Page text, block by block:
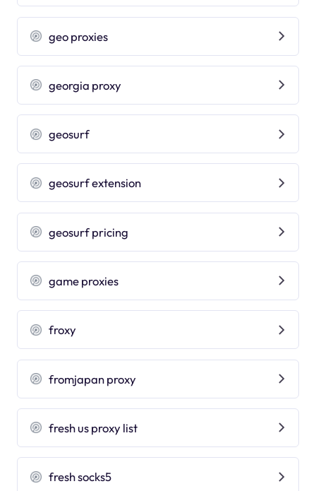
geo proxies
georgia proxy
geosurf
geosurf extension
geosurf pricing
game proxies
froxy
fromjapan proxy
fresh us proxy list
fresh socks5